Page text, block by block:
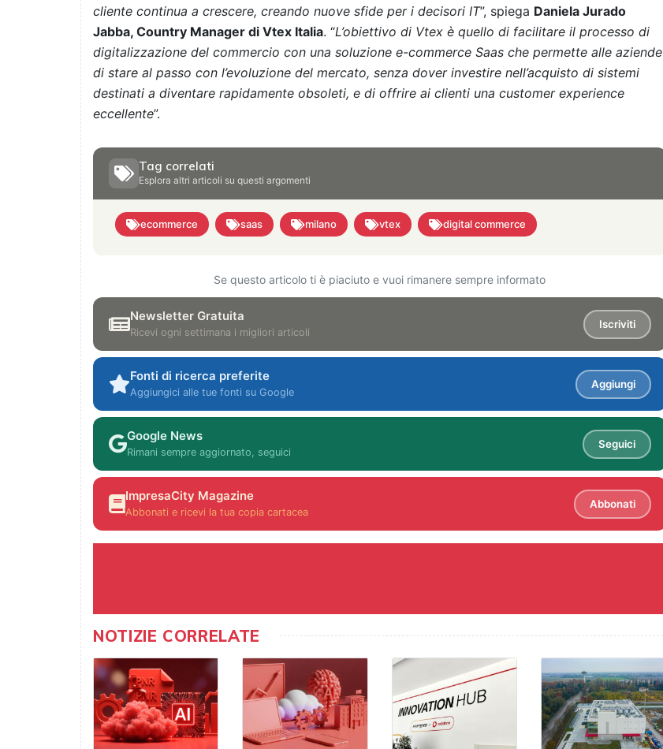
cliente continua a crescere, creando nuove sfide per i decisori IT”, spiega Daniela Jurado
Jabba, Country Manager di Vtex Italia. “L’obiettivo di Vtex è quello di facilitare il processo di
digitalizzazione del commercio con una soluzione e-commerce Saas che permette alle aziende
di stare al passo con l’evoluzione del mercato, senza dover investire nell’acquisto di sistemi
destinati a diventare rapidamente obsoleti, e di offrire ai clienti una customer experience
eccellente”.
Tag correlati
Esplora altri articoli su questi argomenti
ecommerce saas milano vtex digital commerce
Se questo articolo ti è piaciuto e vuoi rimanere sempre informato
Newsletter Gratuita
Ricevi ogni settimana i migliori articoli
Iscriviti
Fonti di ricerca preferite
Aggiungici alle tue fonti su Google
Aggiungi
Google News
Rimani sempre aggiornato, seguici
Seguici
ImpresaCity Magazine
Abbonati e ricevi la tua copia cartacea
Abbonati
NOTIZIE CORRELATE